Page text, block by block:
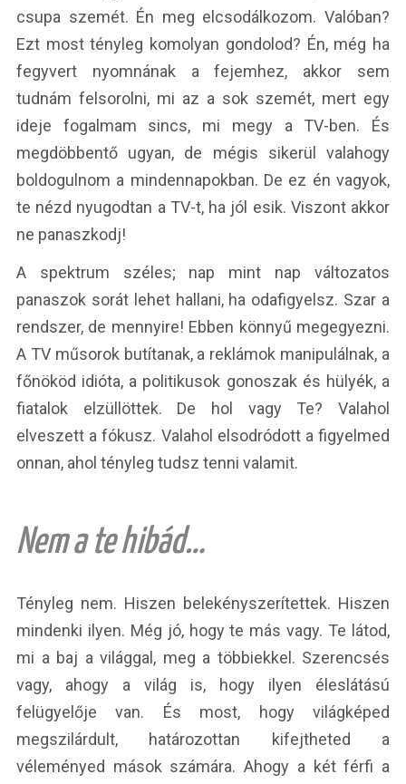
csupa szemét. Én meg elcsodálkozom. Valóban?
Ezt most tényleg komolyan gondolod? Én, még ha
fegyvert nyomnának a fejemhez, akkor sem
tudnám felsorolni, mi az a sok szemét, mert egy
ideje fogalmam sincs, mi megy a TV-ben. És
megdöbbentő ugyan, de mégis sikerül valahogy
boldogulnom a mindennapokban. De ez én vagyok,
te nézd nyugodtan a TV-t, ha jól esik. Viszont akkor
ne panaszkodj!
A spektrum széles; nap mint nap változatos
panaszok sorát lehet hallani, ha odafigyelsz. Szar a
rendszer, de mennyire! Ebben könnyű megegyezni.
A TV műsorok butítanak, a reklámok manipulálnak, a
főnököd idióta, a politikusok gonoszak és hülyék, a
fiatalok elzüllöttek. De hol vagy Te? Valahol
elveszett a fókusz. Valahol elsodródott a figyelmed
onnan, ahol tényleg tudsz tenni valamit.
Nem a te hibád…
Tényleg nem. Hiszen belekényszerítettek. Hiszen
mindenki ilyen. Még jó, hogy te más vagy. Te látod,
mi a baj a világgal, meg a többiekkel. Szerencsés
vagy, ahogy a világ is, hogy ilyen éleslátású
felügyelője van. És most, hogy világképed
megszilárdult, határozottan kifejtheted a
véleményed mások számára. Ahogy a két férfi a